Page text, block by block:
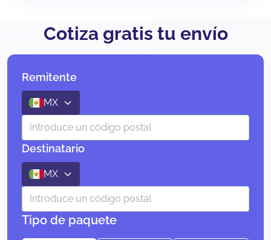
Cotiza gratis tu envío
Remitente
MX
Destinatario
MX
Tipo de paquete